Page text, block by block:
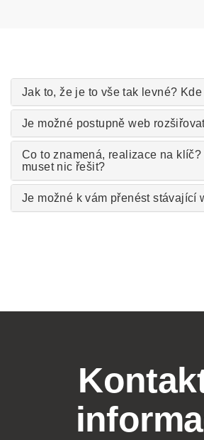
Jak to, že je to vše tak levné?
Je možné postupně web
Co to znamená, realizace na
muset nic řešit?
Je možné k vám přenést stávající